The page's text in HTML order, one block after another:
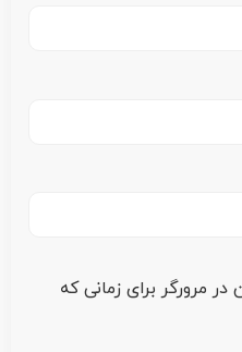
مرورگر برای زمانی که